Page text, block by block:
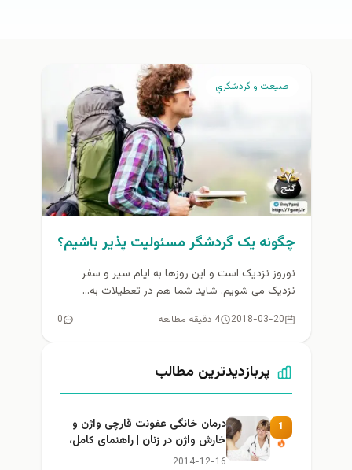
طبيعت و گردشگري
چگونه یک گردشگر مسئولیت پذیر باشیم؟
نوروز نزدیک است و این روزها به ایام سیر و سفر
نزدیک می شویم. شاید شما هم در تعطیلات به...
2018-03-20 4 دقیقه مطالعه 0
پربازدیدترین مطالب
1
درمان خانگی عفونت قارچی واژن و
خارش واژن در زنان | راهنمای کامل،
ایمن و کاربردی
2014-12-16